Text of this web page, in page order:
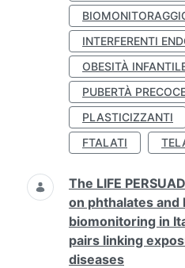
INTERFERENTI
OBESITÀ
PUBERTÀ
PLASTICIZZANTI
FTALATI
The LIFE
on phthalates and
biomonitoring in
pairs linking
diseases